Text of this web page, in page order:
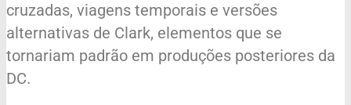
cruzadas, viagens temporais e versões
alternativas de Clark, elementos que se
tornariam padrão em produções posteriores da
DC.